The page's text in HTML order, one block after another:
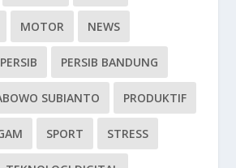
MOTOR NEWS
PERSIB PERSIB BANDUNG
SUBIANTO PRODUKTIF
SPORT STRESS